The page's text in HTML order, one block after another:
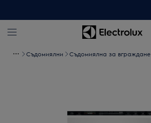
Съдомиялни Съдомиялна за вграждане